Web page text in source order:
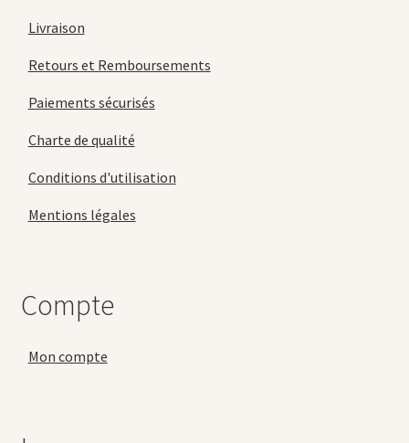
Livraison
Retours et Remboursements
Paiements sécurisés
Charte de qualité
Conditions d'utilisation
Mentions légales
Compte
Mon compte